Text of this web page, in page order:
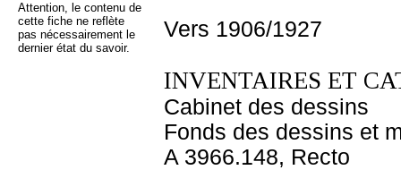
Attention, le contenu de
cette fiche ne reflète
pas nécessairement le
dernier état du savoir.
Vers 1906/1927
INVENTAIRES ET
Cabinet des dessins
Fonds des dessins et
A 3966.148, Recto